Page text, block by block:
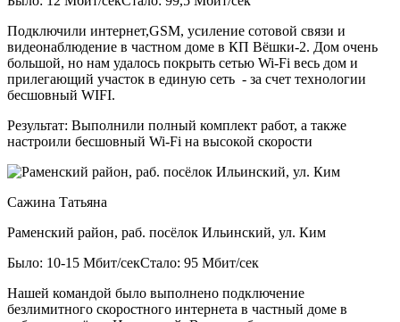
Подключили интернет,GSM, усиление сотовой связи и
видеонаблюдение в частном доме в КП Вёшки-2. Дом очень
большой, но нам удалось покрыть сетью Wi-Fi весь дом и
прилегающий участок в единую сеть - за счет технологии
бесшовный WIFI.
Результат: Выполнили полный комплект работ, а также
настроили бесшовный Wi-Fi на высокой скорости
Сажина Татьяна
Раменский район, раб. посёлок Ильинский, ул. Ким
Было: 10-15 Мбит/секСтало: 95 Мбит/сек
Нашей командой было выполнено подключение
безлимитного скоростного интернета в частный доме в